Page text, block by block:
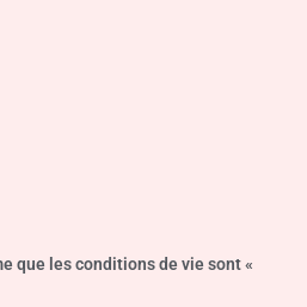
que les conditions de vie sont «